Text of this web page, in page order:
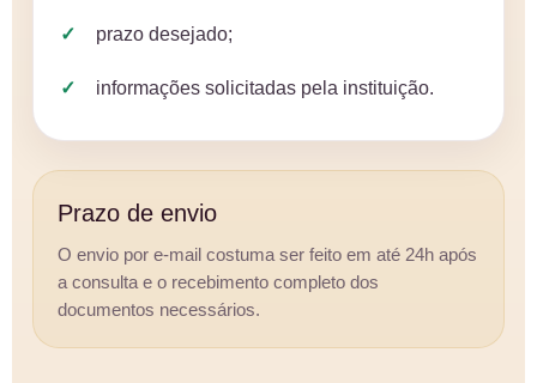
prazo desejado;
informações solicitadas pela instituição.
Prazo de envio
O envio por e-mail costuma ser feito em até 24h após
a consulta e o recebimento completo dos
documentos necessários.